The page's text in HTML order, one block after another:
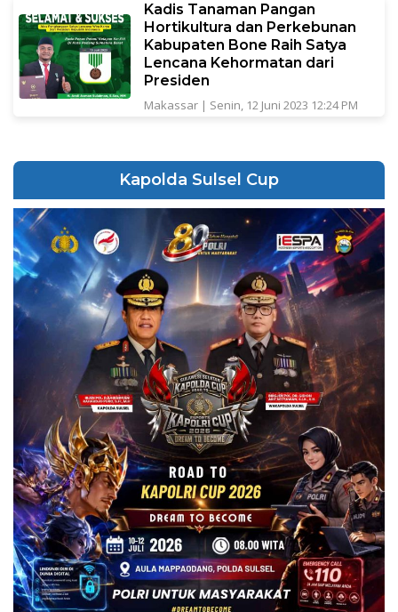
Kadis Tanaman Pangan
Hortikultura dan Perkebunan
Kabupaten Bone Raih Satya
Lencana Kehormatan dari
Presiden
Makassar| Senin, 12 Juni 2023 12:24 PM
Kapolda Sulsel Cup